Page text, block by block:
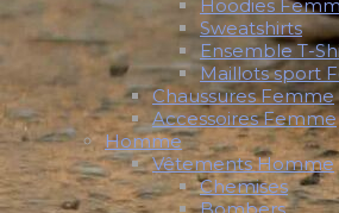
Hoodies
Sweatshirts
Ensemble T-
Maillots sport
Chaussures Femme
Accessoires Femme
Homme
Vêtements Homme
Chemises